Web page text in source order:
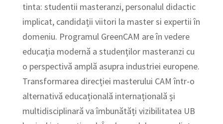
tinta: studentii masteranzi, personalul didactic
implicat, candidații viitori la master si expertii în
domeniu. Programul GreenCAM are în vedere
educația modernă a studenților masteranzi cu
o perspectivă amplă asupra industriei europene.
Transformarea direcției masterului CAM într-o
alternativă educațională internațională și
multidisciplinară va îmbunătăți vizibilitatea UB